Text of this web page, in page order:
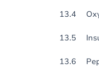
13.4
13.5 Insuline
13.6